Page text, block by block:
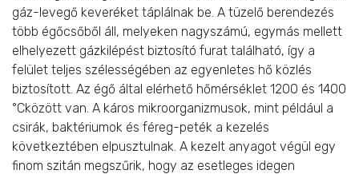
gáz-levegő keveréket táplálnak be. A tüzelő berendezés
több égőcsőből áll, melyeken nagyszámú, egymás mellett
elhelyezett gázkilépést biztosító furat található, így a
felület teljes szélességében az egyenletes hő közlés
biztosított. Az égő által elérhető hőmérséklet 1200 és 1400
°Cközött van. A káros mikroorganizmusok, mint például a
csirák, baktériumok és féreg-peték a kezelés
következtében elpusztulnak. A kezelt anyagot végül egy
finom szitán megszűrik, hogy az esetleges idegen